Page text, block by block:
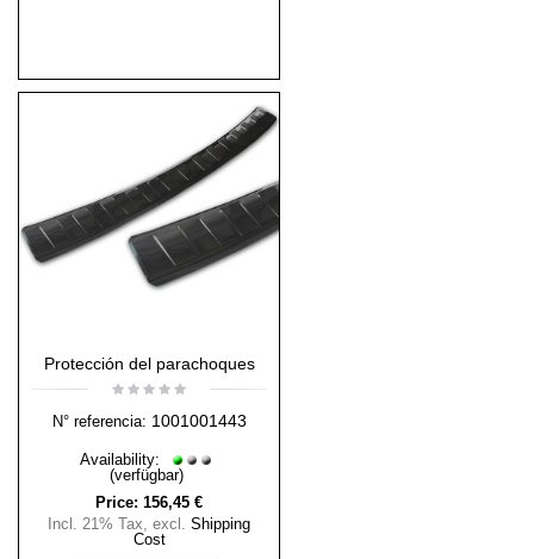
Protección del parachoques
N° referencia: 1001001443
Availability:
(verfügbar)
Price: 156,45 €
Incl. 21% Tax, excl. Shipping
Cost